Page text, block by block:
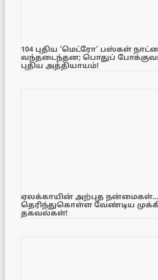
104 புதிய ‘மெட்ரோ’ பஸ்கள்
வந்தடைந்தன; பொதுப்
புதிய அத்தியாயம்!
ஏலக்காயின் அற்புத நன்மைகள்…
தெரிந்துகொள்ள வேண்டிய
தகவல்கள்!